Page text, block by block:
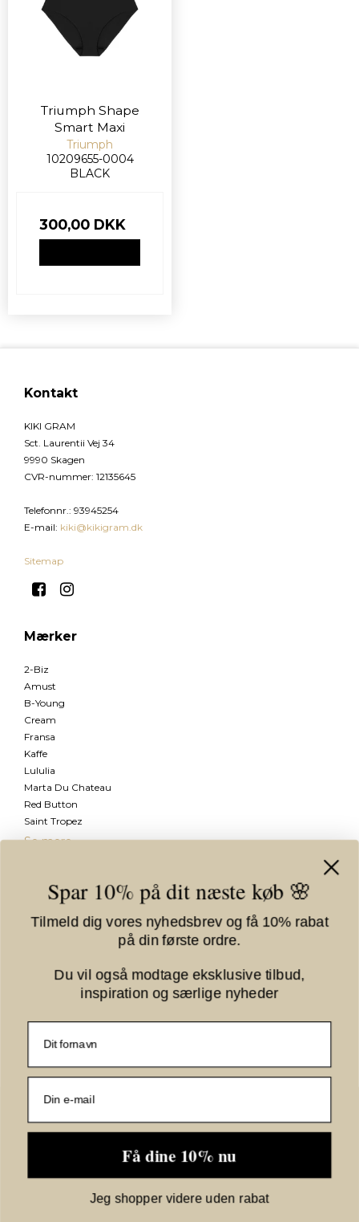
Triumph Shape
Smart Maxi
Triumph
10209655-0004
BLACK
300,00 DKK
Kontakt
KIKI GRAM
Sct. Laurentii Vej 34
9990 Skagen
CVR-nummer: 12135645
Telefonnr. : 93945254
E-mail: kiki@kikigram.dk
Sitemap
Mærker
2-Biz
Amust
B-Young
Cream
Fransa
Kaffe
Lululia
Marta Du Chateau
Red Button
Saint Tropez
Se mere
Information
Vilkår
Fortrydelsesformular
Nyhedstilmelding
Jeg vil gerne tilmeldes nyhedsbrevet
GODKEND
Spar 10% på dit næste køb 🌸
Tilmeld dig vores nyhedsbrev og få 10% rabat
på din første ordre.
Du vil også modtage eksklusive tilbud,
inspiration og særlige nyheder
E-mail
Få dine 10% nu